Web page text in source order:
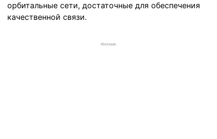
орбитальные сети, достаточные для обеспечения
качественной связи.
РЕКЛАМА